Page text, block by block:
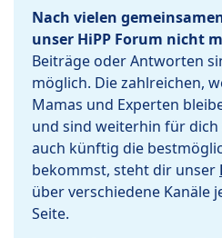
Nach vielen
unser HiPP Forum nicht
Beiträge oder Antworten
möglich. Die zahlreichen,
Mamas und Experten
und sind weiterhin für
auch künftig die
bekommst, steht dir unser
über verschiedene Kanäle
Seite.